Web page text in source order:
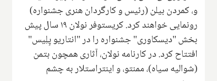
و، کمردن بیلن (رئیس و کارگردان هنری جشنواره)
رونمایی خواهند کرد. کریستوفر نولان ۱۹ سال پیش
بخش "دیسکاوری" جشنواره را در "انتاریو پِلِیس"
افتتاح کرد. در کارنامه نولان، آثاری همچون بتمن
(شوالیه سیاه)، ممنتو، و اینتراستلار به چشم